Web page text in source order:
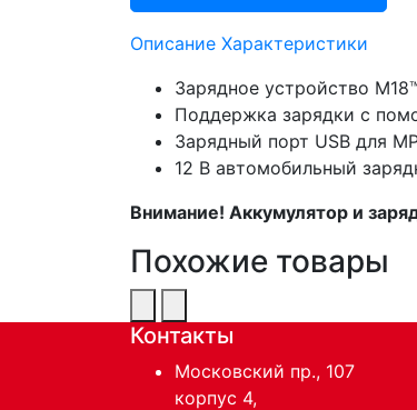
Описание Характеристики
Зарядное устройство
Поддержка зарядки с
Зарядный порт USB для
12 В автомобильный
Внимание! Аккумулятор и
Похожие товары
Контакты
Московский пр., 107
корпус 4,